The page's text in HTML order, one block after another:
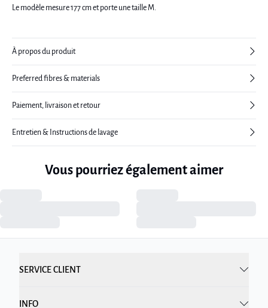
Le modèle mesure 177 cm et porte une taille M.
À propos du produit
Preferred fibres & materials
Paiement, livraison et retour
Entretien & Instructions de lavage
Vous pourriez également aimer
SERVICE CLIENT
INFO